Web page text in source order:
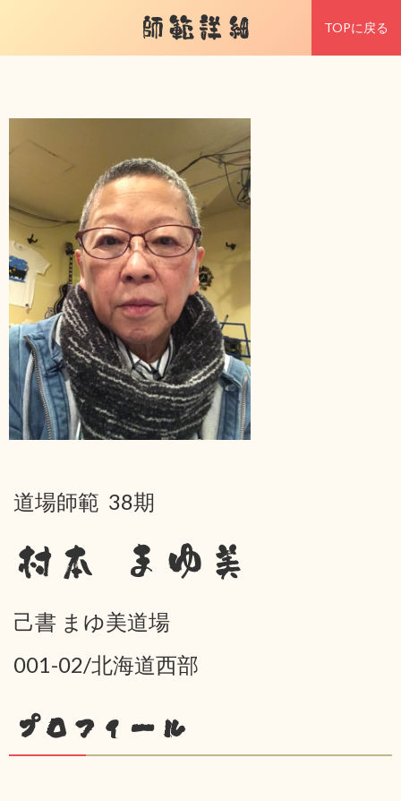
師範詳細 TOPに戻る
道場師範 38期
村本 まゆ美
己書 まゆ美道場
001-02/北海道西部
プロフィール